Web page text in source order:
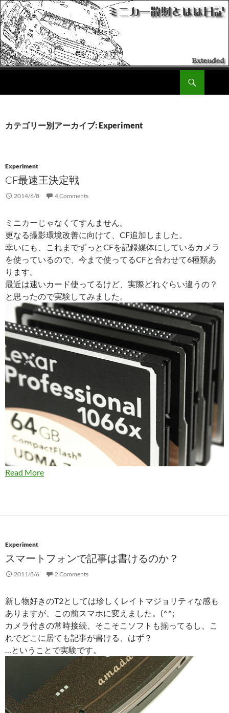
ン
動
カテゴリー別アーカイブ: Experiment
Experiment
CF最速王決定戦
2014/6/8 4 Comments
ミニカーじゃなくてすんません。
更なる撮影環境改善に向けて、CF追加しました。
幸いにも、これまでずっとCFを記録媒体にしているカメラ
を使っているので、今まで使ってるCFと合わせて6種類あ
ります。
最近は速いカード使ってるけど、実際どれぐらい違うの？
と思ったので実験してみました。
Read More
Experiment
スマートフォンで記事は書けるのか？
2011/8/6 2 Comments
新し物好きのT2としては珍しくレイトマジョリティな感も
ありますが、この前スマホに変えました。(^^;
カメラ付きの常時接続、そこそこソフトも揃ってるし、こ
れでどこに居ても記事が書ける、はず？
…ということで実験です。